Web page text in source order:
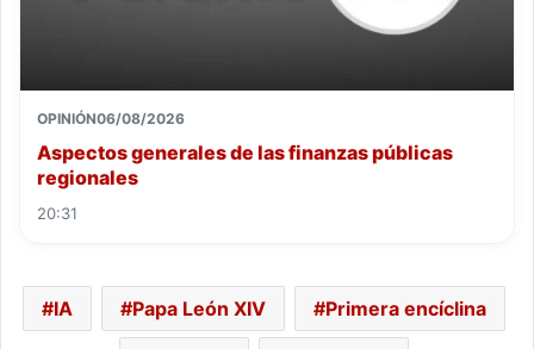
OPINIÓN06/08/2026
Aspectos generales de las finanzas públicas
regionales
20:31
IA Papa León XIV Primera encíclina